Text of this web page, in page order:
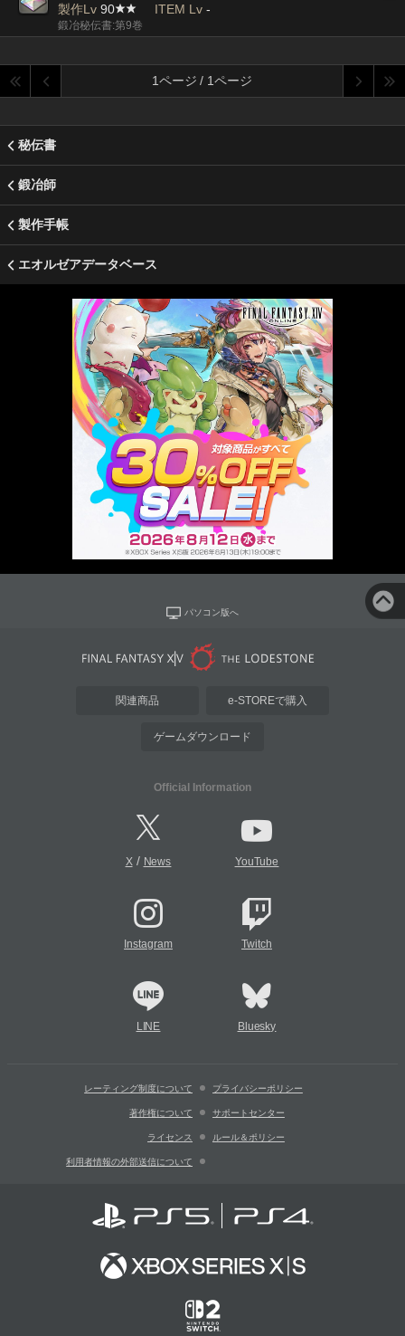
製作Lv 90 ITEM Lv -
鍛冶秘伝書:第9巻
1ページ / 1ページ
秘伝書
鍛冶師
製作手帳
エオルゼアデータベース
パソコン版へ
関連商品 e-STOREで購入
ゲームダウンロード
Official Information
X/ News YouTube
Instagram Twitch
LINE Bluesky
レーティング制度について プライバシーポリシー
著作権について サポートセンター
ライセンス ルール＆ポリシー
利用者情報の外部送信について